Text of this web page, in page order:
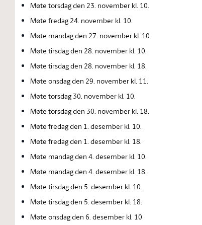
Møte torsdag den 23. november kl. 10.
Møte fredag 24. november kl. 10.
Møte mandag den 27. november kl. 10.
Møte tirsdag den 28. november kl. 10.
Møte tirsdag den 28. november kl. 18.
Møte onsdag den 29. november kl. 11.
Møte torsdag 30. november kl. 10.
Møte torsdag den 30. november kl. 18.
Møte fredag den 1. desember kl. 10.
Møte fredag den 1. desember kl. 18.
Møte mandag den 4. desember kl. 10.
Møte mandag den 4. desember kl. 18.
Møte tirsdag den 5. desember kl. 10.
Møte tirsdag den 5. desember kl. 18.
Møte onsdag den 6. desember kl. 10